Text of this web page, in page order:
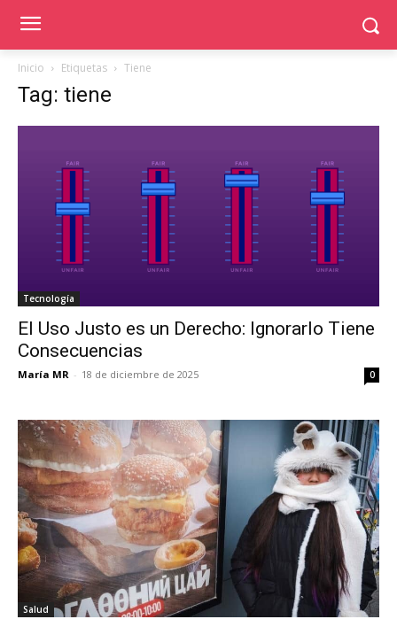
Inicio Etiquetas Tiene
Tag: tiene
Tecnología
El Uso Justo es un Derecho: Ignorarlo Tiene
Consecuencias
María MR - 18 de diciembre de 2025 0
Salud